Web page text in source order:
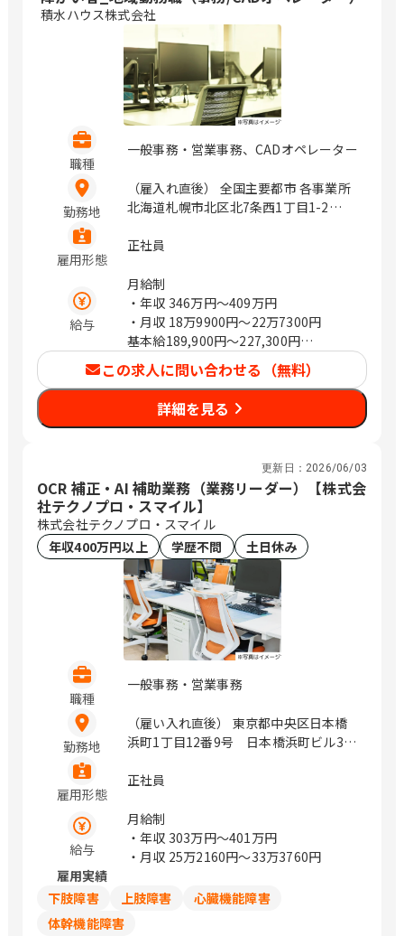
積水ハウス株式会社
職種
一般事務・営業事務、CADオペレーター
勤務地
（雇入れ直後） 全国主要都市 各事業所
北海道札幌市北区北7条西1丁目1-2
前北通1-10橋市盛岡ビル7F 宮城県仙台
ワービル5F） 山形県山形市篭田3-9-5
福島県郡山市本町一丁目4－8 茨城県水
戸市城南1-1-6 （サザン水戸ビル301）
栃木県宇都宮市城東1丁目-11-5 群馬県
ま市浦和区岸町4-26-15 （浦和SHビル
2F） 埼玉県熊谷市筑波2丁目48番地1
（熊谷大栄ビル2階） 埼玉県川越市新宿
町1丁目16-3 （SAISHOビル2階） 千葉
トサイドタワー10階） 千葉県船橋市本
町1-3-1 Face13階 （ご予約制） 千葉県
流山市おおたかの森西1-2-3 （アゼリア
テラス9階） 東京都豊島区西池袋1-11-1
（メトロポリタンプラザビル11階） 東
京都新宿区西新宿3-6-11 （西新宿KSビ
ル1F） 東京都港区南青山2-26-1 （D－
LIFEPLACE南青山1階） 東京都立川市曙
町2-37-7 （コアシティ立川1F） 神奈川
県横浜市西区みなとみらい3-7-1
（OCEAN GATE MINATOMIRAI 13F）
神奈川県横浜市西区みなとみらい4-4-5
県海老名市めぐみ町2番2号 （ViNA
GARDENS OFFICE 14階） 神奈川県藤沢
階） 新潟県新潟市中央区上所中1-7-23
市上石田3-6-38 長野県松本市渚二丁目4
番31号（2F） 岐阜県岐阜市市橋3丁目4
番8号 静岡県静岡市駿河区稲川二丁目1-
屋市中区栄3-18-1 （ナディアパークビ
ジネスセンタービル16F） 愛知県名古屋
雇用形態
正社員
給与
月給制
・年収 346万円〜409万円
・月収 18万9900円〜22万7300円
基本給189,900円～227,300円
※試用期間あり（6ヵ月）
※試用期間中の労働条件は同条件
※賞与：昨年度実績5.51か月
この求人に問い合わせる（無料）
詳細を見る
更新日： 2026/06/03
OCR 補正・AI 補助業務（業務リーダー）【株式会
社テクノプロ・スマイル】
株式会社テクノプロ・スマイル
年収400万円以上
学歴不問 土日休み
職種
一般事務・営業事務
勤務地
（雇い入れ直後） 東京都中央区日本橋
浜町1丁目12番9号 日本橋浜町ビル3階
横浜市中区日本大通18番地 福岡県福岡
幌市中央区大通西7丁目1-1 / 浜町、東日
本橋、馬喰横山、人形町、馬喰町、光が
丘、日本大通り、博多、祇園、大通
雇用形態
正社員
給与
月給制
・年収 303万円〜401万円
・月収 25万2160円〜33万3760円
雇用実績
下肢障害
上肢障害
心臓機能障害
体幹機能障害